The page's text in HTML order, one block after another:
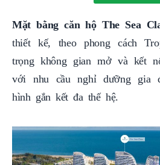
Mặt bằng căn hộ The Sea
thiết kế, theo phong cách
trọng không gian mở và kết
với nhu cầu nghỉ dưỡng gia
hình gắn kết đa thế hệ.